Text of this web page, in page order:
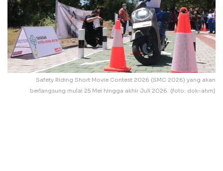
Safety Riding Short Movie Contest 2026 (SMC 2026) yang akan
berlangsung mulai 25 Mei hingga akhir Juli 2026. (foto: dok-ahm)